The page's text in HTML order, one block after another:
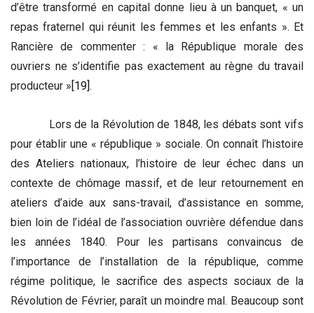
d’être transformé en capital donne lieu à un banquet, « un
repas fraternel qui réunit les femmes et les enfants ». Et
Rancière de commenter : « la République morale des
ouvriers ne s’identifie pas exactement au règne du travail
producteur »[19].
Lors de la Révolution de 1848, les débats sont vifs
pour établir une « république » sociale. On connaît l’histoire
des Ateliers nationaux, l’histoire de leur échec dans un
contexte de chômage massif, et de leur retournement en
ateliers d’aide aux sans-travail, d’assistance en somme,
bien loin de l’idéal de l’association ouvrière défendue dans
les années 1840. Pour les partisans convaincus de
l’importance de l’installation de la république, comme
régime politique, le sacrifice des aspects sociaux de la
Révolution de Février, paraît un moindre mal. Beaucoup sont